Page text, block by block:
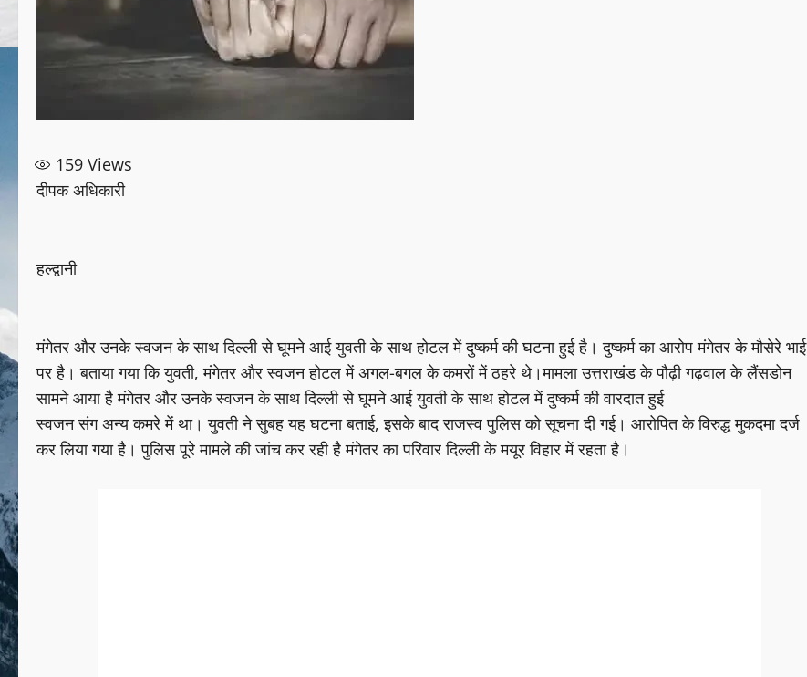
159 Views
दीपक अधिकारी
हल्द्वानी
मंगेतर और उनके स्‍वजन के साथ दिल्‍ली से घूमने आई युवती के साथ होटल में दुष्‍कर्म की घटना हुई है। दुष्कर्म का आरोप मंगेतर के मौसेरे भाई
पर है। बताया गया कि युवती, मंगेतर और स्‍वजन होटल में अगल-बगल के कमरों में ठहरे थे।मामला उत्तराखंड के पौढ़ी गढ़वाल के लैंसडोन
सामने आया है मंगेतर और उनके स्‍वजन के साथ दिल्‍ली से घूमने आई युवती के साथ होटल में दुष्‍कर्म की वारदात हुई
स्‍वजन संग अन्‍य कमरे में था। युवती ने सुबह यह घटना बताई, इसके बाद राजस्‍व पुलिस को सूचना दी गई। आरोपित के विरुद्ध मुकदमा दर्ज
कर लिया गया है। पुलिस पूरे मामले की जांच कर रही है मंगेतर का परिवार दिल्‍ली के मयूर विहार में रहता है।